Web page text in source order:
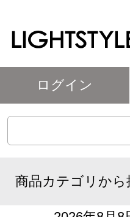
ログイン
商品カテゴリから